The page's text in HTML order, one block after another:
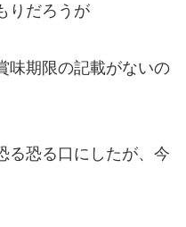
りだろうが
味期限の記載がないの
る恐る口にしたが、今